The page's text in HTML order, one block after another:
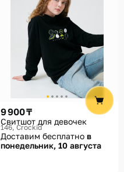
9 900 ₸
Свитшот для девочек
146 Crockid
Доставим бесплатно в
понедельник, 10 августа